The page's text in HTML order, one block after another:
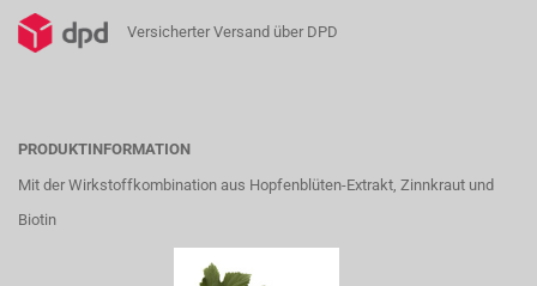
Versicherter Versand über DPD
PRODUKTINFORMATION
Mit der Wirkstoffkombination aus Hopfenblüten-Extrakt, Zinnkraut und
Biotin